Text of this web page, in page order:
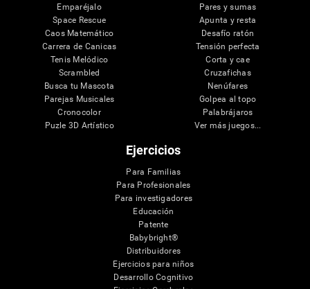
Emparéjalo
Space Rescue
Caos Matemático
Carrera de Canicas
Tenis Melódico
Scrambled
Busca tu Mascota
Parejas Musicales
Cronocolor
Puzle 3D Artístico
Pares y sumas
Apunta y resta
Desafío ratón
Tensión perfecta
Corta y cae
Cruzafichas
Nenúfares
Golpea al topo
Palabrájaros
Ver más juegos...
Ejercicios
Para Familias
Para Profesionales
Para investigadores
Educación
Patente
Babybright®
Distribuidores
Ejercicios para niños
Desarrollo Cognitivo